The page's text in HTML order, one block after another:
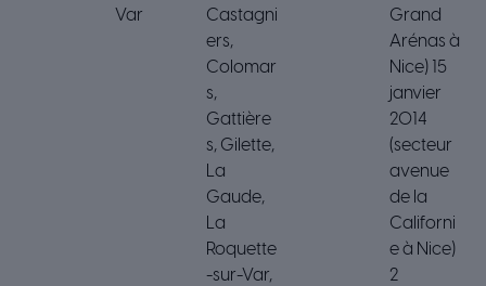
Var
Castagni
ers,
Colomar
s,
Gattière
s, Gilette,
La
Gaude,
La
Roquette
-sur-Var,
Grand
Arénas à
Nice) 15
janvier
2014
(secteur
avenue
de la
Californi
e à Nice)
2